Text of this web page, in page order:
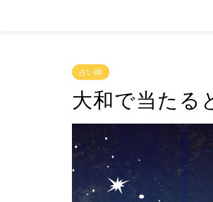
占い師
大和で当たる